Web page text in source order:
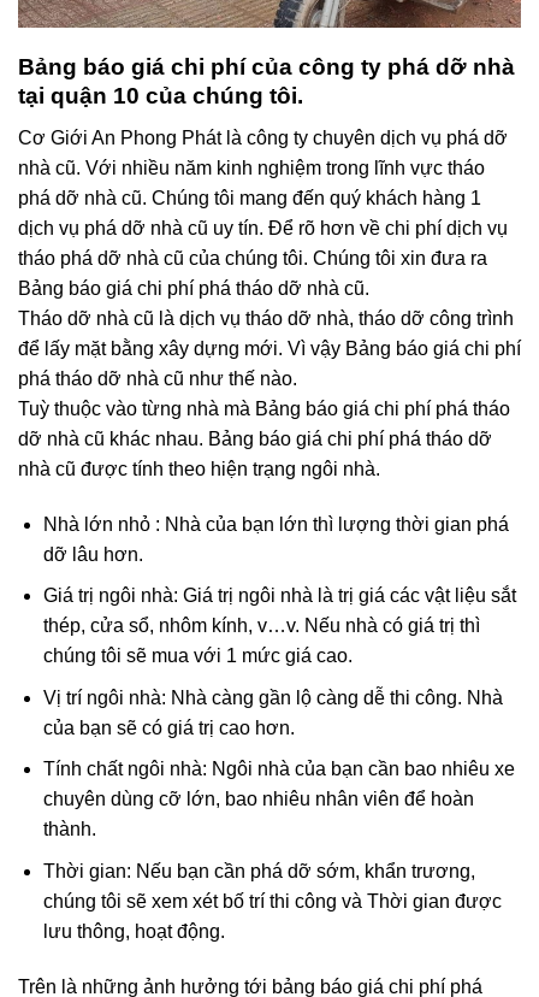
Bảng báo giá chi phí của công ty phá dỡ nhà
tại quận 10 của chúng tôi.
Cơ Giới An Phong Phát là công ty chuyên dịch vụ phá dỡ
nhà cũ. Với nhiều năm kinh nghiệm trong lĩnh vực tháo
phá dỡ nhà cũ. Chúng tôi mang đến quý khách hàng 1
dịch vụ phá dỡ nhà cũ uy tín. Để rõ hơn về chi phí dịch vụ
tháo phá dỡ nhà cũ của chúng tôi. Chúng tôi xin đưa ra
Bảng báo giá chi phí phá tháo dỡ nhà cũ.
Tháo dỡ nhà cũ là dịch vụ tháo dỡ nhà, tháo dỡ công trình
để lấy mặt bằng xây dựng mới. Vì vậy Bảng báo giá chi phí
phá tháo dỡ nhà cũ như thế nào.
Tuỳ thuộc vào từng nhà mà Bảng báo giá chi phí phá tháo
dỡ nhà cũ khác nhau. Bảng báo giá chi phí phá tháo dỡ
nhà cũ được tính theo hiện trạng ngôi nhà.
Nhà lớn nhỏ : Nhà của bạn lớn thì lượng thời gian phá
dỡ lâu hơn.
Giá trị ngôi nhà: Giá trị ngôi nhà là trị giá các vật liệu sắt
thép, cửa sổ, nhôm kính, v…v. Nếu nhà có giá trị thì
chúng tôi sẽ mua với 1 mức giá cao.
Vị trí ngôi nhà: Nhà càng gần lộ càng dễ thi công. Nhà
của bạn sẽ có giá trị cao hơn.
Tính chất ngôi nhà: Ngôi nhà của bạn cần bao nhiêu xe
chuyên dùng cỡ lớn, bao nhiêu nhân viên để hoàn
thành.
Thời gian: Nếu bạn cần phá dỡ sớm, khẩn trương,
chúng tôi sẽ xem xét bố trí thi công và Thời gian được
lưu thông, hoạt động.
Trên là những ảnh hưởng tới bảng báo giá chi phí phá